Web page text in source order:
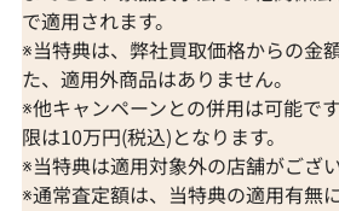
で適用されます。
※当特典は、弊社買取価格からの金
た、適用外商品はありません。
※他キャンペーンとの併用は可能で
限は10万円(税込)となります。
※当特典は適用対象外の店舗がござい
※通常査定額は、当特典の適用有無